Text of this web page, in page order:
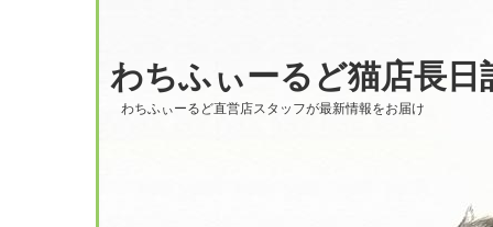
わちふぃーるど猫店長日
わちふぃーるど直営店スタッフが最新情報をお届け